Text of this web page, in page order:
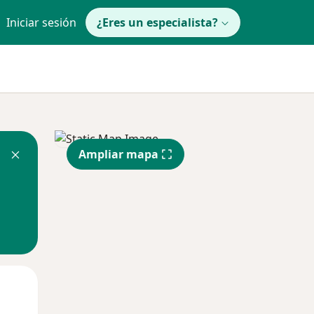
Iniciar sesión ¿Eres un especialista?
Ampliar mapa